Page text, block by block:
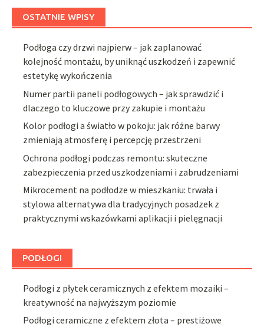
OSTATNIE WPISY
Podłoga czy drzwi najpierw – jak zaplanować
kolejność montażu, by uniknąć uszkodzeń i zapewnić
estetykę wykończenia
Numer partii paneli podłogowych – jak sprawdzić i
dlaczego to kluczowe przy zakupie i montażu
Kolor podłogi a światło w pokoju: jak różne barwy
zmieniają atmosferę i percepcję przestrzeni
Ochrona podłogi podczas remontu: skuteczne
zabezpieczenia przed uszkodzeniami i zabrudzeniami
Mikrocement na podłodze w mieszkaniu: trwała i
stylowa alternatywa dla tradycyjnych posadzek z
praktycznymi wskazówkami aplikacji i pielęgnacji
PODŁOGI
Podłogi z płytek ceramicznych z efektem mozaiki –
kreatywność na najwyższym poziomie
Podłogi ceramiczne z efektem złota – prestiżowe